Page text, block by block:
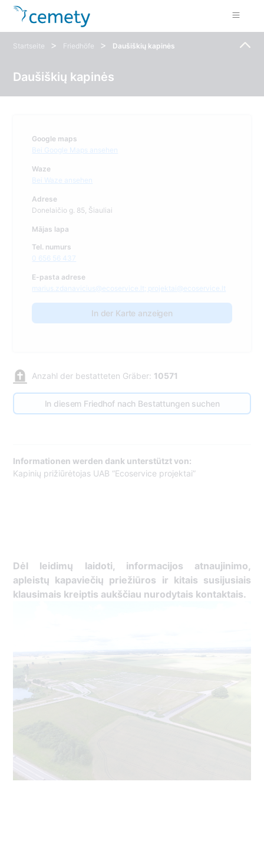
Startseite > Friedhöfe > Daušiškių kapinės
Daušiškių kapinės
Google maps
Bei Google Maps ansehen
Waze
Bei Waze ansehen
Adrese
Donelaičio g. 85, Šiauliai
Mājas lapa
Tel. numurs
0 656 56 437
E-pasta adrese
marius.zdanavicius@ecoservice.lt; projektai@ecoservice.lt
In der Karte anzeigen
Anzahl der bestatteten Gräber: 10571
In diesem Friedhof nach Bestattungen suchen
Informationen werden dank unterstützt von:
Kapinių prižiūrėtojas UAB “Ecoservice projektai”
Dėl leidimų laidoti, ​informacijos atnaujinimo,
apleistų kapaviečių priežiūros ir kitais susijusiais
klausimais kreiptis ​aukščiau nurodytais kontaktais.